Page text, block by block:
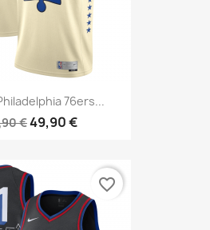
76ers...
€49,90 €
favorite_border